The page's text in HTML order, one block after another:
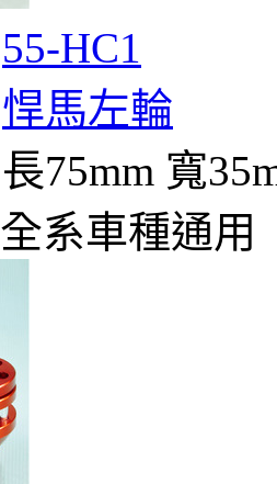
55-HC1
悍馬左輪
長75mm 寬
全系車種通用